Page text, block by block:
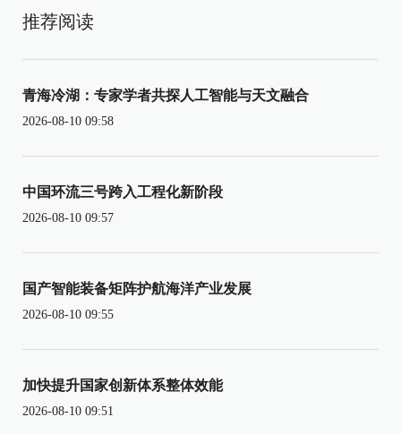
推荐阅读
青海冷湖：专家学者共探人工智能与天文融合
2026-08-10 09:58
中国环流三号跨入工程化新阶段
2026-08-10 09:57
国产智能装备矩阵护航海洋产业发展
2026-08-10 09:55
加快提升国家创新体系整体效能
2026-08-10 09:51